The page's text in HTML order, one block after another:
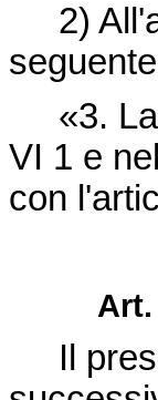
2)
«3. La
VI 1 e
con
Art.
Il